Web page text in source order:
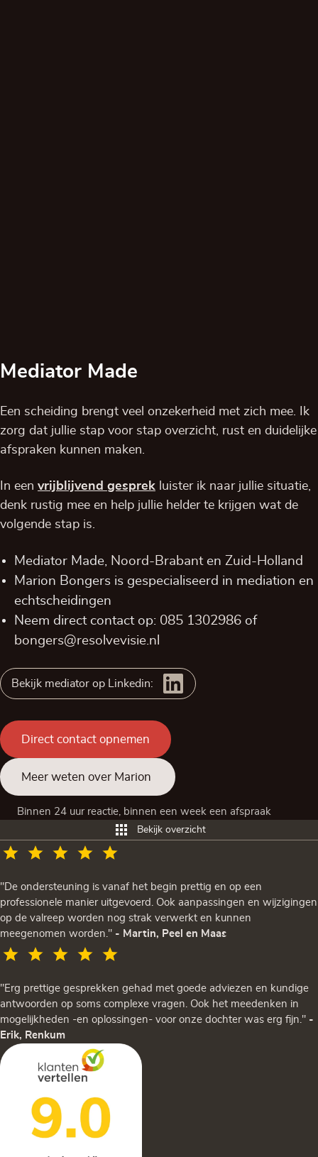
Mediator Made
Een scheiding brengt veel onzekerheid met zich mee. Ik
zorg dat jullie stap voor stap overzicht, rust en duidelijke
afspraken kunnen maken.
In een vrijblijvend gesprek luister ik naar jullie situatie,
denk rustig mee en help jullie helder te krijgen wat de
volgende stap is.
Mediator Made, Noord-Brabant en Zuid-Holland
Marion Bongers is gespecialiseerd in mediation en
echtscheidingen
Neem direct contact op: 085 1302986 of
bongers@resolvevisie.nl
Bekijk mediator op Linkedin:
Direct contact opnemen
Meer weten over Marion
Binnen 24 uur reactie, binnen een week een afspraak
Bekijk overzicht
"De ondersteuning is vanaf het begin prettig en op een
professionele manier uitgevoerd. Ook aanpassingen en wijzigingen
op de valreep worden nog strak verwerkt en kunnen
meegenomen worden." - Martin, Peel en Maas
"Erg prettige gesprekken gehad met goede adviezen en kundige
antwoorden op soms complexe vragen. Ook het meedenken in
mogelijkheden -en oplossingen- voor onze dochter was erg fijn." -
Erik, Renkum